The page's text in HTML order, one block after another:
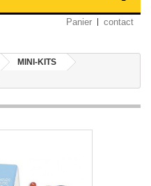
Panier contact
MINI-KITS